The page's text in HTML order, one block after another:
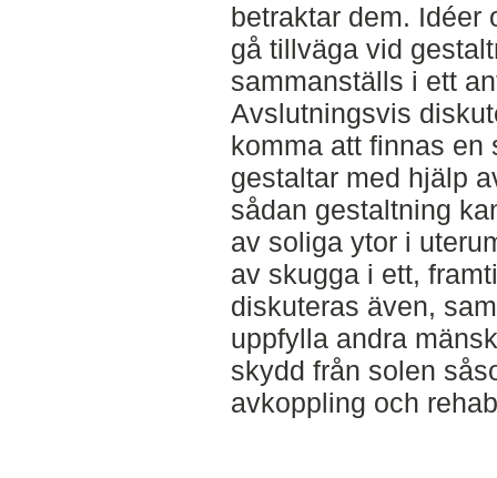
betraktar dem. Idéer
gå tillväga vid
sammanställs i ett
Avslutningsvis
komma att finnas en
gestaltar med hjälp
sådan gestaltning
av soliga ytor i
av skugga i ett,
diskuteras även,
uppfylla andra
skydd från solen
avkoppling och